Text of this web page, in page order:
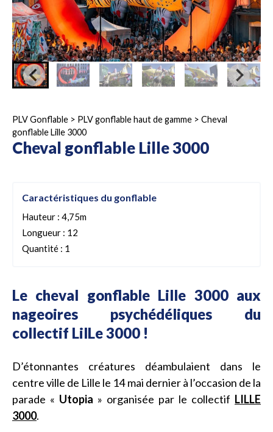
PLV Gonflable > PLV gonflable haut de gamme > Cheval
gonflable Lille 3000
Cheval gonflable Lille 3000
Caractéristiques du gonflable
Hauteur : 4,75m
Longueur : 12
Quantité : 1
Le cheval gonflable Lille 3000 aux
nageoires psychédéliques du
collectif LilLe 3000 !
D’étonnantes créatures déambulaient dans le
centre ville de Lille le 14 mai dernier à l’occasion de la
parade « Utopia » organisée par le collectif LILLE
3000.